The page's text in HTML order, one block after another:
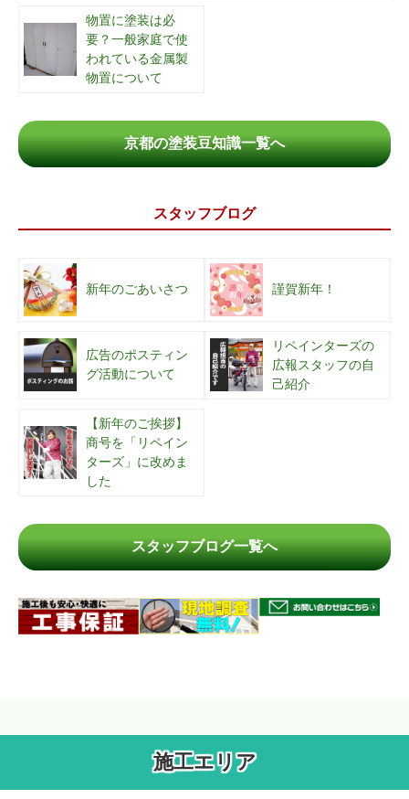
物置に塗装は必
要？一般家庭で使
われている金属製
物置について
京都の塗装豆知識一覧へ
スタッフブログ
新年のごあいさつ 謹賀新年！
広告のポスティン
グ活動について
リペインターズの
広報スタッフの自
己紹介
【新年のご挨拶】
商号を「リペイン
ターズ」に改めま
した
スタッフブログ一覧へ
施工エリア